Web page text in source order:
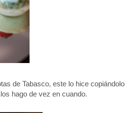
de Tabasco, este lo hice copiándolo
hago de vez en cuando.